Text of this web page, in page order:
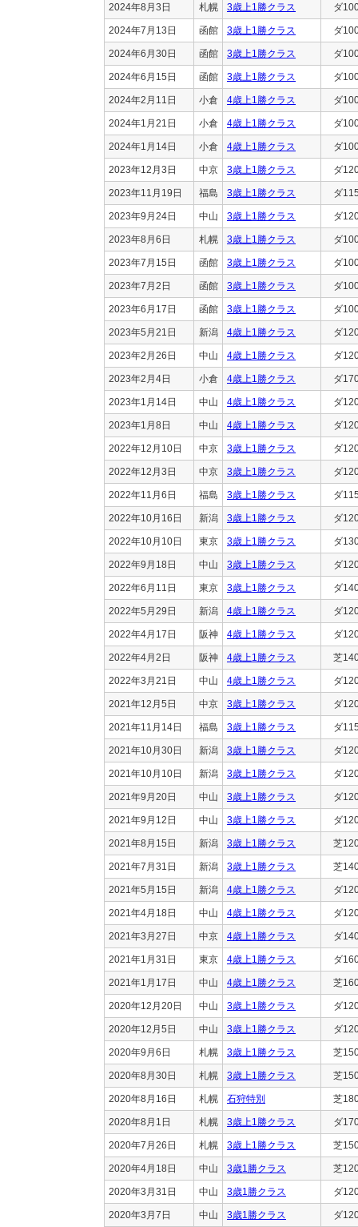
2024年8月3日 札幌 3歳上1勝クラス ダ
2024年7月13日 函館 3歳上1勝クラス ダ
2024年6月30日 函館 3歳上1勝クラス ダ
2024年6月15日 函館 3歳上1勝クラス ダ
2024年2月11日 小倉 4歳上1勝クラス ダ
2024年1月21日 小倉 4歳上1勝クラス ダ
2024年1月14日 小倉 4歳上1勝クラス ダ
2023年12月3日 中京 3歳上1勝クラス ダ
2023年11月19日 福島 3歳上1勝クラス ダ
2023年9月24日 中山 3歳上1勝クラス ダ
2023年8月6日 札幌 3歳上1勝クラス ダ
2023年7月15日 函館 3歳上1勝クラス ダ
2023年7月2日 函館 3歳上1勝クラス ダ
2023年6月17日 函館 3歳上1勝クラス ダ
2023年5月21日 新潟 4歳上1勝クラス ダ
2023年2月26日 中山 4歳上1勝クラス ダ
2023年2月4日 小倉 4歳上1勝クラス ダ
2023年1月14日 中山 4歳上1勝クラス ダ
2023年1月8日 中山 4歳上1勝クラス ダ
2022年12月10日 中京 3歳上1勝クラス ダ
2022年12月3日 中京 3歳上1勝クラス ダ
2022年11月6日 福島 3歳上1勝クラス ダ
2022年10月16日 新潟 3歳上1勝クラス ダ
2022年10月10日 東京 3歳上1勝クラス ダ
2022年9月18日 中山 3歳上1勝クラス ダ
2022年6月11日 東京 3歳上1勝クラス ダ
2022年5月29日 新潟 4歳上1勝クラス ダ
2022年4月17日 阪神 4歳上1勝クラス ダ
2022年4月2日 阪神 4歳上1勝クラス 芝
2022年3月21日 中山 4歳上1勝クラス ダ
2021年12月5日 中京 3歳上1勝クラス ダ
2021年11月14日 福島 3歳上1勝クラス ダ
2021年10月30日 新潟 3歳上1勝クラス ダ
2021年10月10日 新潟 3歳上1勝クラス ダ
2021年9月20日 中山 3歳上1勝クラス ダ
2021年9月12日 中山 3歳上1勝クラス ダ
2021年8月15日 新潟 3歳上1勝クラス 芝
2021年7月31日 新潟 3歳上1勝クラス 芝
2021年5月15日 新潟 4歳上1勝クラス ダ
2021年4月18日 中山 4歳上1勝クラス ダ
2021年3月27日 中京 4歳上1勝クラス ダ
2021年1月31日 東京 4歳上1勝クラス ダ
2021年1月17日 中山 4歳上1勝クラス 芝
2020年12月20日 中山 3歳上1勝クラス ダ
2020年12月5日 中山 3歳上1勝クラス ダ
2020年9月6日 札幌 3歳上1勝クラス 芝
2020年8月30日 札幌 3歳上1勝クラス 芝
2020年8月16日 札幌 石狩特別 芝
2020年8月1日 札幌 3歳上1勝クラス ダ
2020年7月26日 札幌 3歳上1勝クラス 芝
2020年4月18日 中山 3歳1勝クラス 芝
2020年3月31日 中山 3歳1勝クラス ダ
2020年3月7日 中山 3歳1勝クラス ダ